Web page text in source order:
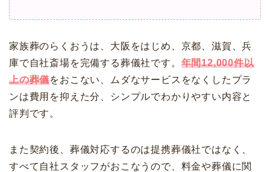
家族葬のらくおうは、大阪をはじめ、京都、滋賀、兵
庫で自社斎場を完備する葬儀社です。 年間12,000件以
上の葬儀をおこない、ムダなサービスをなくしたプラ
ンは費用を抑えた分、シンプルでわかりやすい内容と
評判です。
また契約後、葬儀対応するのは提携葬儀社ではなく、
すべて自社スタッフがおこなうので、料金や葬儀に関